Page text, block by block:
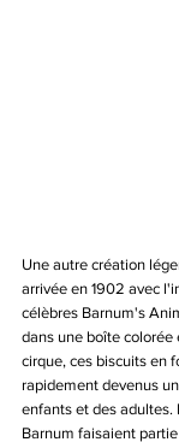
Une autre création
arrivée en 1902 avec
célèbres Barnum's
dans une boîte
cirque, ces biscuits en
rapidement devenus
enfants et des adultes.
Barnum faisaient